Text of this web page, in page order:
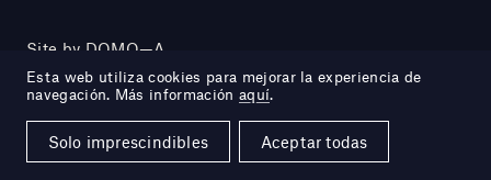
Site by DOMO—A
Esta web utiliza cookies para mejorar la experiencia de
navegación. Más información aquí.
Solo imprescindibles Aceptar todas